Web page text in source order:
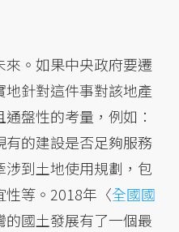
。如果中央政府要遷
針對這件事對該地產
盤性的考量，例如：
的建設是否足夠服務
到土地使用規劃，包
性等。2018年〈全國國
國土發展有了一個最